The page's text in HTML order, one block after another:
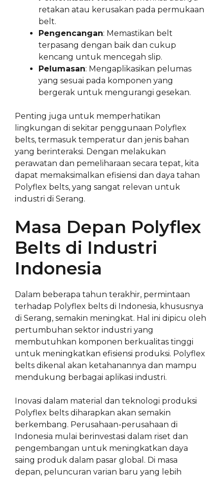
retakan atau kerusakan pada permukaan
belt.
Pengencangan: Memastikan belt
terpasang dengan baik dan cukup
kencang untuk mencegah slip.
Pelumasan: Mengaplikasikan pelumas
yang sesuai pada komponen yang
bergerak untuk mengurangi gesekan.
Penting juga untuk memperhatikan
lingkungan di sekitar penggunaan Polyflex
belts, termasuk temperatur dan jenis bahan
yang berinteraksi. Dengan melakukan
perawatan dan pemeliharaan secara tepat, kita
dapat memaksimalkan efisiensi dan daya tahan
Polyflex belts, yang sangat relevan untuk
industri di Serang.
Masa Depan Polyflex
Belts di Industri
Indonesia
Dalam beberapa tahun terakhir, permintaan
terhadap Polyflex belts di Indonesia, khususnya
di Serang, semakin meningkat. Hal ini dipicu oleh
pertumbuhan sektor industri yang
membutuhkan komponen berkualitas tinggi
untuk meningkatkan efisiensi produksi. Polyflex
belts dikenal akan ketahanannya dan mampu
mendukung berbagai aplikasi industri.
Inovasi dalam material dan teknologi produksi
Polyflex belts diharapkan akan semakin
berkembang. Perusahaan-perusahaan di
Indonesia mulai berinvestasi dalam riset dan
pengembangan untuk meningkatkan daya
saing produk dalam pasar global. Di masa
depan, peluncuran varian baru yang lebih